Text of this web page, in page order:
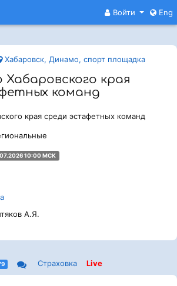
Войти Eng
Хабаровск, Динамо, спорт площадка
края
команд
края среди эстафетных команд
10:00 МСК
А.Я.
Страховка Live